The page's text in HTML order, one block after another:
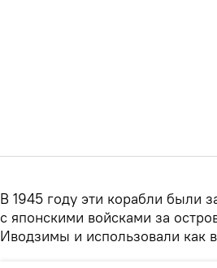
В 1945 году эти корабли были
с японскими войсками за
Иводзимы и использовали как